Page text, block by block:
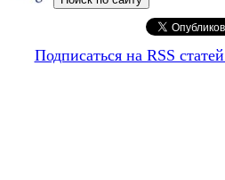
Подписаться на RSS